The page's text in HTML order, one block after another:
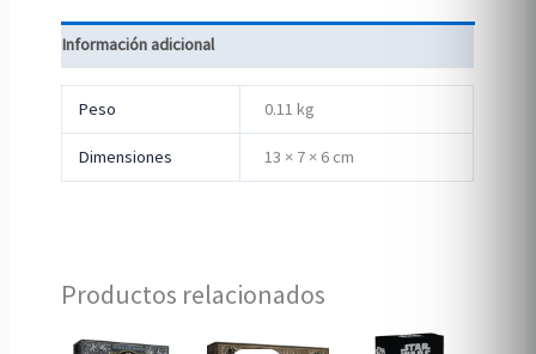
Información adicional
Peso 0.11 kg
Dimensiones 13 × 7 × 6 cm
Productos relacionados